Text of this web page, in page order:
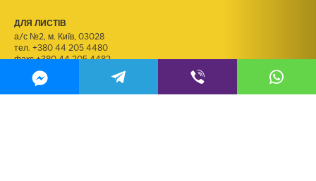
ДЛЯ ЛИСТІВ
а/с №2, м. Київ, 03028
тел. +380 44 205 4480
факс +380 44 205 4482
ДЛЯ РЕЗЮМЕ
kadry@m2.tv